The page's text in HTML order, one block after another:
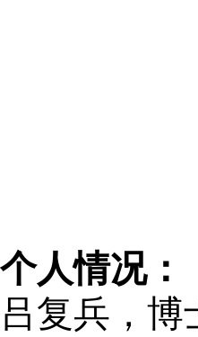
个人情况：
吕复兵，